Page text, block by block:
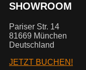
SHOWROOM
Pariser Str. 14
81669 München
Deutschland
JETZT BUCHEN!